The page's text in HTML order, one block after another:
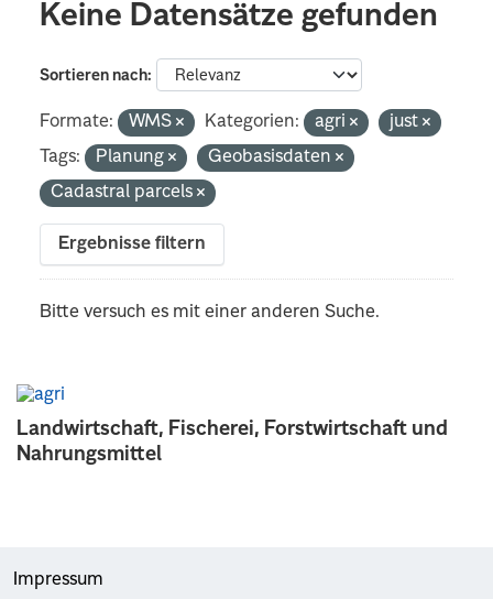
Landwirtschaft, Fischerei, Forstwirtschaft und
Nahrungsmittel
Keine Datensätze gefunden
Sortieren nach
Formate: WMS Kategorien: agri
just
Tags:
Planung
Geobasisdaten
Cadastral parcels
Ergebnisse filtern
Bitte versuch es mit einer anderen Suche.
Impressum